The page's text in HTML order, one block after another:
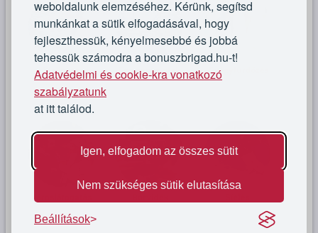
weboldalunk elemzéséhez. Kérünk, segítsd
munkánkat a sütik elfogadásával, hogy
fejleszthessük, kényelmesebbé és jobbá
tehessük számodra a bonuszbrigad.hu-t!
Adatvédelmi és cookie-kra vonatkozó
szabályzatunk
at itt találod.
Igen, elfogadom az összes sütit
Nem szükséges sütik elutasítása
Beállítások